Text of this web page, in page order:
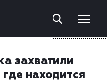
захватили
находится